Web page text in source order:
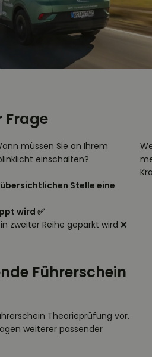
Frage
müssen Sie an Ihrem
einschalten?
Stelle eine
wird ✅
zweiter Reihe geparkt wird ❌
Führerschein
Theorieprüfung vor.
weiterer passender